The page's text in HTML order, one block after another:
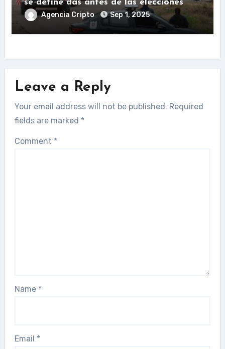
se define das antes de las elecciones
Agencia Cripto Sep 1, 2025
Leave a Reply
Your email address will not be published. Required
fields are marked *
Comment *
Name *
Email *